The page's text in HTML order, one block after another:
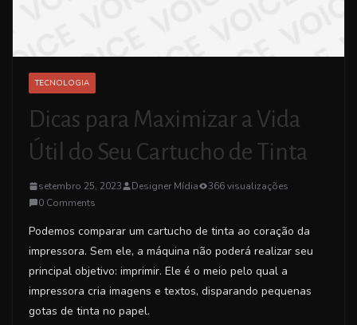
TECNOLOGIA
Dicas para Maximizar a Vida
Útil do Seu Cartucho de Tinta
setembro 25, 2023 Designer Mídia
366 visualizações
0 Comments
Podemos comparar um cartucho de tinta ao coração da
impressora. Sem ele, a máquina não poderá realizar seu
principal objetivo: imprimir. Ele é o meio pelo qual a
impressora cria imagens e textos, disparando pequenas
gotas de tinta no papel.